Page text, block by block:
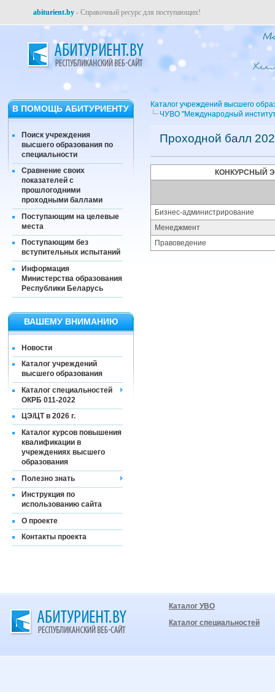
abiturient.by - Справочный ресурс для поступающих!
В ПОМОЩЬ АБИТУРИЕНТУ
Поиск учреждения
высшего образования по
специальности
Сравнение своих
показателей с
прошлогодними
проходными баллами
Поступающим на целевые
места
Поступающим без
вступительных испытаний
Информация
Министерства образования
Республики Беларусь
ВАШЕМУ ВНИМАНИЮ
Новости
Каталог учреждений
высшего образования
Каталог специальностей
ОКРБ 011-2022
ЦЭ/ЦТ в 2026 г.
Каталог курсов повышения
квалификации в
учреждениях высшего
образования
Полезно знать
Инструкция по
использованию сайта
О проекте
Контакты проекта
Каталог учреждений высшего
ЧУВО "Международный
Проходной балл
КОНКУРСНЫЙ
Бизнес-администрирование
Менеджмент
Правоведение
Каталог УВО
Каталог специальностей